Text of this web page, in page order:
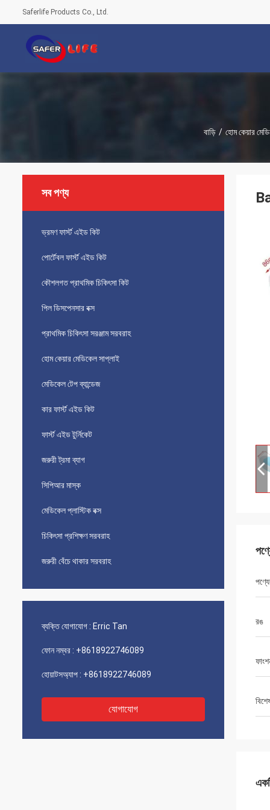
Saferlife Products Co., Ltd.
বাড়ি / হোম কেয়ার
সব পণ্য
ভ্রমণ ফার্স্ট এইড কিট
পোর্টেবল ফার্স্ট এইড কিট
কৌশলগত প্রাথমিক চিকিৎসা কিট
পিল ডিসপেনসার বক্স
প্রাথমিক চিকিৎসা সরঞ্জাম সরবরাহ
হোম কেয়ার মেডিকেল সাপ্লাই
মেডিকেল টেপ ব্যান্ডেজ
কার ফার্স্ট এইড কিট
ফার্স্ট এইড টুর্নিকেট
জরুরী ট্রমা ব্যাগ
সিপিআর মাস্ক
মেডিকেল প্লাস্টিক বক্স
চিকিৎসা প্রশিক্ষণ সরবরাহ
জরুরী বেঁচে থাকার সরবরাহ
ব্যক্তি যোগাযোগ : Erric Tan
ফোন নম্বর : +8618922746089
হোয়াটসঅ্যাপ : +8618922746089
যোগাযোগ
রঙ